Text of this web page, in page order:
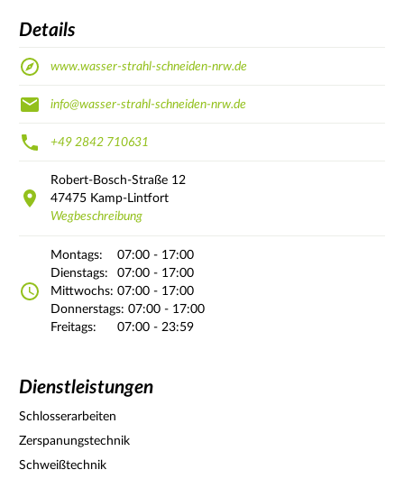
Details
www.wasser-strahl-schneiden-nrw.de
info@wasser-strahl-schneiden-nrw.de
+49 2842 710631
Robert-Bosch-Straße 12
47475 Kamp-Lintfort
Wegbeschreibung
Montags:
07:00 - 17:00
Dienstags:
07:00 - 17:00
Mittwochs: 07:00 - 17:00
Donnerstags: 07:00 - 17:00
Freitags:
07:00 - 23:59
Dienstleistungen
Schlosserarbeiten
Zerspanungstechnik
Schweißtechnik